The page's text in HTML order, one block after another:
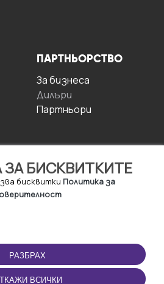
БИСКВИТКИТЕ
бисквитки Политика за
РАЗБРАХ
ВСИЧКИ
ПАРТНЬОРСТВО
За бизнесa
Дилъри
Партньори
ПРИЛОЖЕНИЕТО